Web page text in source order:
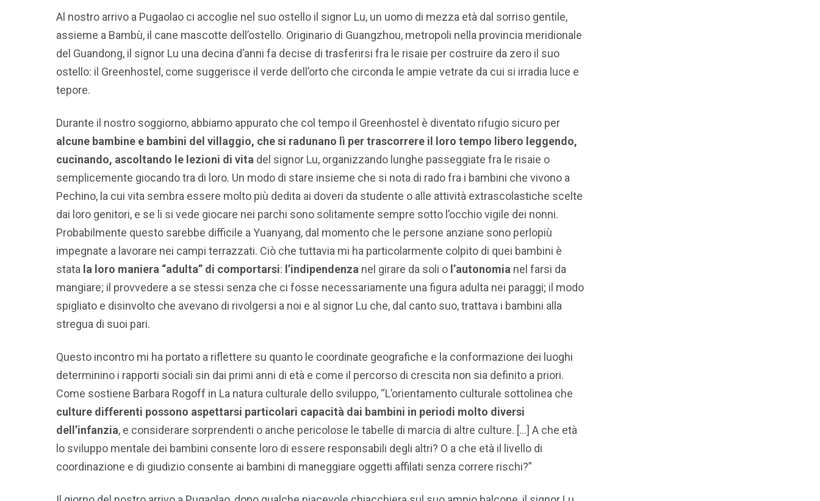
Al nostro arrivo a Pugaolao ci accoglie nel suo ostello il signor Lu, un uomo di mezza età dal sorriso gentile,
assieme a Bambù, il cane mascotte dell’ostello. Originario di Guangzhou, metropoli nella provincia meridionale
del Guandong, il signor Lu una decina d’anni fa decise di trasferirsi fra le risaie per costruire da zero il suo
ostello: il Greenhostel, come suggerisce il verde dell’orto che circonda le ampie vetrate da cui si irradia luce e
tepore.
Durante il nostro soggiorno, abbiamo appurato che col tempo il Greenhostel è diventato rifugio sicuro per
alcune bambine e bambini del villaggio, che si radunano lì per trascorrere il loro tempo libero leggendo,
cucinando, ascoltando le lezioni di vita del signor Lu, organizzando lunghe passeggiate fra le risaie o
semplicemente giocando tra di loro. Un modo di stare insieme che si nota di rado fra i bambini che vivono a
Pechino, la cui vita sembra essere molto più dedita ai doveri da studente o alle attività extrascolastiche scelte
dai loro genitori, e se li si vede giocare nei parchi sono solitamente sempre sotto l’occhio vigile dei nonni.
Probabilmente questo sarebbe difficile a Yuanyang, dal momento che le persone anziane sono perlopiù
impegnate a lavorare nei campi terrazzati. Ciò che tuttavia mi ha particolarmente colpito di quei bambini è
stata la loro maniera “adulta” di comportarsi: l’indipendenza nel girare da soli o l’autonomia nel farsi da
mangiare; il provvedere a se stessi senza che ci fosse necessariamente una figura adulta nei paraggi; il modo
spigliato e disinvolto che avevano di rivolgersi a noi e al signor Lu che, dal canto suo, trattava i bambini alla
stregua di suoi pari.
Questo incontro mi ha portato a riflettere su quanto le coordinate geografiche e la conformazione dei luoghi
determinino i rapporti sociali sin dai primi anni di età e come il percorso di crescita non sia definito a priori.
Come sostiene Barbara Rogoff in La natura culturale dello sviluppo, “L’orientamento culturale sottolinea che
culture differenti possono aspettarsi particolari capacità dai bambini in periodi molto diversi
dell’infanzia, e considerare sorprendenti o anche pericolose le tabelle di marcia di altre culture. […] A che età
lo sviluppo mentale dei bambini consente loro di essere responsabili degli altri? O a che età il livello di
coordinazione e di giudizio consente ai bambini di maneggiare oggetti affilati senza correre rischi?”